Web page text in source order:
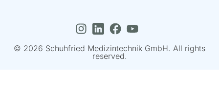
© 2026 Schuhfried Medizintechnik GmbH. All rights
reserved.